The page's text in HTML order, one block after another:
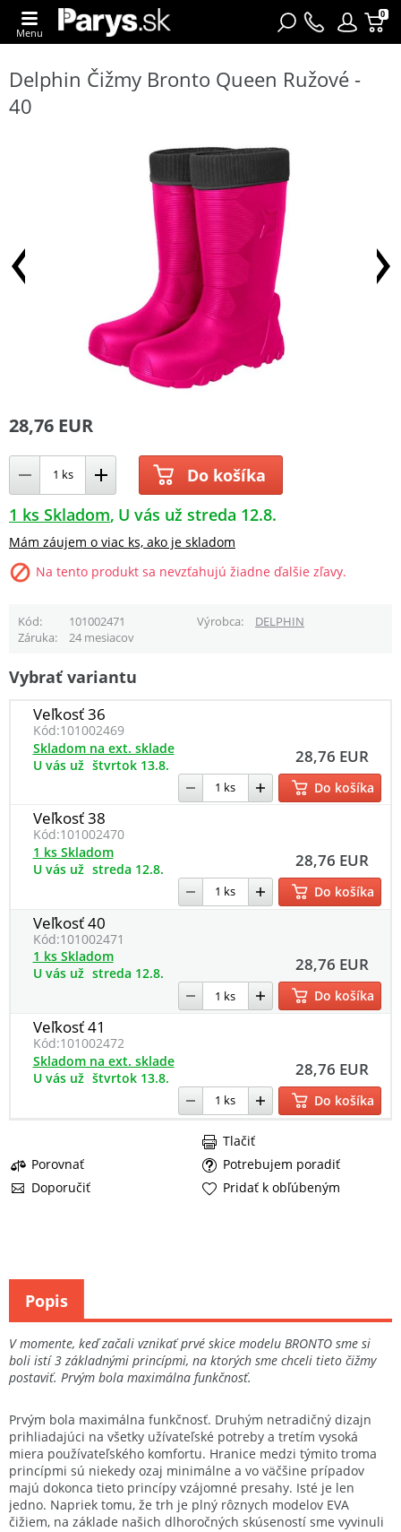
0
Menu
Delphin Čižmy Bronto Queen Ružové -
40
28,76 EUR
Do košíka
1 ks Skladom U vás už streda 12.8.
Mám záujem o viac ks, ako je skladom
Na tento produkt sa nevzťahujú žiadne ďalšie zľavy.
Kód 101002471 Výrobca
DELPHIN
Záruka
24 mesiacov
Vybrať variantu
Veľkosť 36
Kód:101002469
28,76 EUR
Skladom na ext. sklade
U vás už štvrtok 13.8.
Do košíka
Veľkosť 38
Kód:101002470
28,76 EUR
1 ks Skladom
U vás už streda 12.8.
Do košíka
Veľkosť 40
Kód:101002471
28,76 EUR
1 ks Skladom
U vás už streda 12.8.
Do košíka
Veľkosť 41
Kód:101002472
28,76 EUR
Skladom na ext. sklade
U vás už štvrtok 13.8.
Do košíka
Porovnať
Potrebujem poradiť
Doporučiť
Tlačiť
Pridať k obľúbeným
V momente, keď začali vznikať prvé skice modelu BRONTO sme si
boli istí 3 základnými princípmi, na ktorých sme chceli tieto čižmy
postaviť. Prvým bola maximálna funkčnosť.
Prvým bola maximálna funkčnosť. Druhým netradičný dizajn
prihliadajúci na všetky užívateľské potreby a tretím vysoká
miera používateľského komfortu. Hranice medzi týmito troma
princípmi sú niekedy ozaj minimálne a vo väčšine prípadov
majú dokonca tieto princípy vzájomné presahy. Isté je len
jedno. Napriek tomu, že trh je plný rôznych modelov EVA
čižiem, na základe našich dlhoročných skúseností sme vyvinuli
Popis